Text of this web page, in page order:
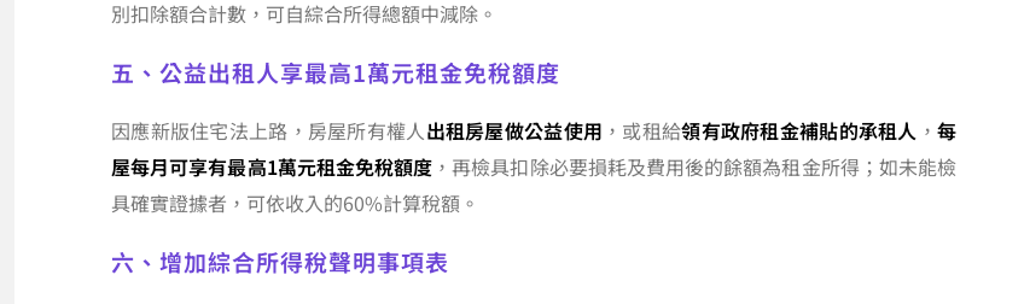
別扣除額合計數，可自綜合所得總額中減除。
五、公益出租人享最高1萬元租金免稅額度
因應新版住宅法上路，房屋所有權人出租房屋做公益使用 ，或租給領有政府租金補貼的承租人 ，每
屋每月可享有最高1萬元租金免稅額度 ，再檢具扣除必要損耗及費用後的餘額為租金所得；如未能檢
具確實證據者，可依收入的60%計算稅額。
六、增加綜合所得稅聲明事項表